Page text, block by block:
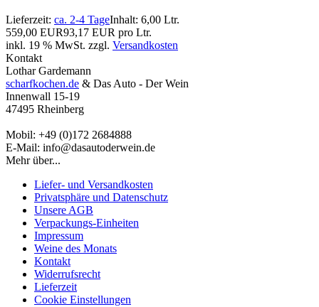
Lieferzeit: ca. 2-4 TageInhalt: 6,00 Ltr.
559,00 EUR93,17 EUR pro Ltr.
inkl. 19 % MwSt. zzgl. Versandkosten
Kontakt
Lothar Gardemann
scharfkochen.de & Das Auto - Der Wein
Innenwall 15-19
47495 Rheinberg
Mobil: +49 (0)172 2684888
E-Mail: info@dasautoderwein.de
Mehr über...
Liefer- und Versandkosten
Privatsphäre und Datenschutz
Unsere AGB
Verpackungs-Einheiten
Impressum
Weine des Monats
Kontakt
Widerrufsrecht
Lieferzeit
Cookie Einstellungen